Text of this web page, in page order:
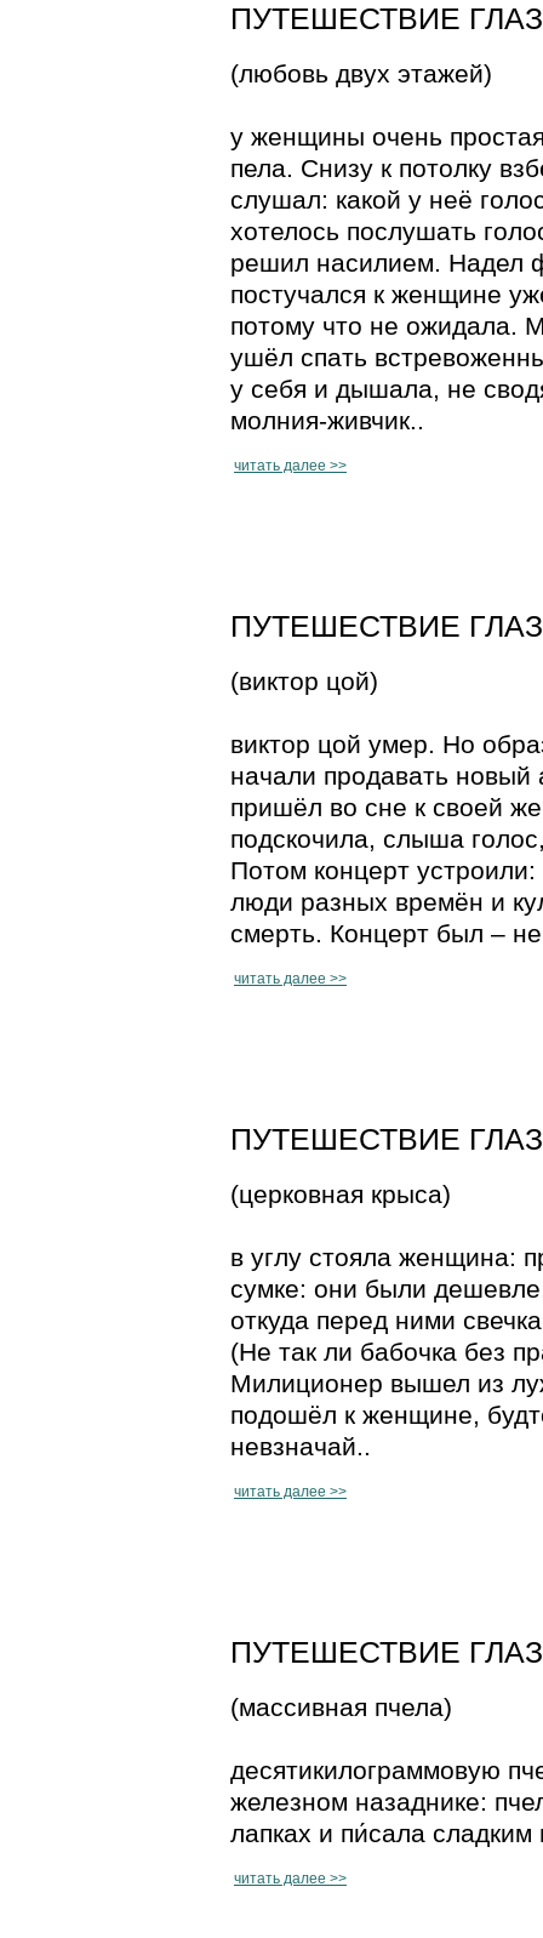
ПУТЕШЕСТВИЕ
(любовь двух этажей)
у женщины очень
пела. Снизу к потолку
слушал: какой у неё
хотелось послушать
решил насилием. Надел
постучался к женщине
потому что не ожидала.
ушёл спать
у себя и дышала, не
молния-живчик..
читать далее >>
ПУТЕШЕСТВИЕ
(виктор цой)
виктор цой умер. Но
начали продавать новый
пришёл во сне к своей
подскочила, слыша
Потом концерт
люди разных времён и
смерть. Концерт был –
читать далее >>
ПУТЕШЕСТВИЕ
(церковная крыса)
в углу стояла женщина:
сумке: они были
откуда перед ними
(Не так ли бабочка без
Милиционер вышел из
подошёл к женщине,
невзначай..
читать далее >>
ПУТЕШЕСТВИЕ
(массивная пчела)
десятикилограммовую
железном назаднике:
лапках и пи́сала
читать далее >>